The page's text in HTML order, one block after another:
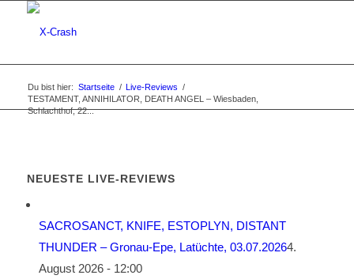
Du bist hier: Startseite / Live-Reviews /
TESTAMENT, ANNIHILATOR, DEATH ANGEL – Wiesbaden,
Schlachthof, 22...
NEUESTE LIVE-REVIEWS
SACROSANCT, KNIFE, ESTOPLYN, DISTANT
THUNDER – Gronau-Epe, Latüchte, 03.07.20264.
August 2026 - 12:00